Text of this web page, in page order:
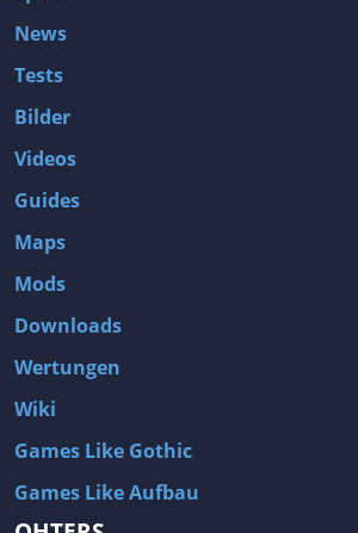
News
Tests
Bilder
Videos
Guides
Maps
Mods
Downloads
Wertungen
Wiki
Games Like Gothic
Games Like Aufbau